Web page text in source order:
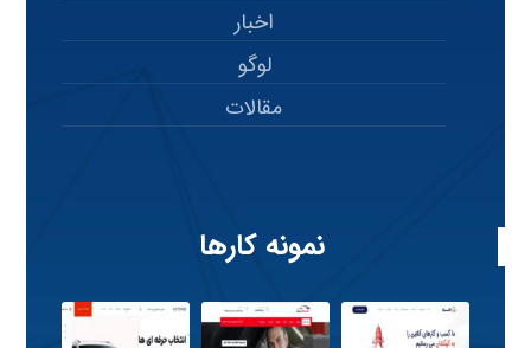
اخبار
لوگو
مقالات
نمونه کارها